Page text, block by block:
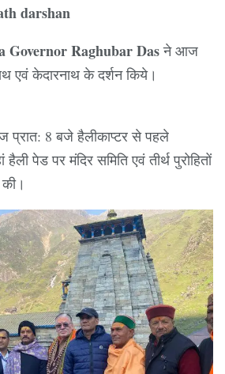
darshan
Governor Raghubar Dasने आज
एवं केदारनाथ के दर्शन किये।
प्रात: 8 बजे हैलीकाप्टर से पहले
पेड पर मंदिर समिति एवं तीर्थ पुरोहितों